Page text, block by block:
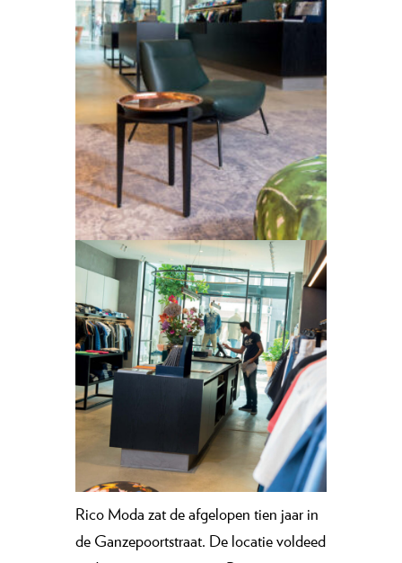
Rico Moda zat de afgelopen tien jaar in
de Ganzepoortstraat. De locatie voldeed